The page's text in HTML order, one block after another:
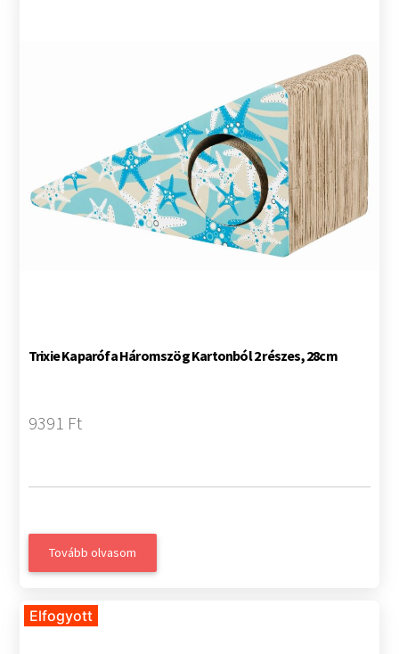
Trixie Kaparófa Háromszög Kartonból 2 részes, 28cm
9391 Ft
Tovább olvasom
Elfogyott